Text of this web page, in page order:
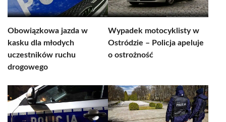
Obowiązkowa jazda w
kasku dla młodych
uczestników ruchu
drogowego
Wypadek motocyklisty w
Ostródzie – Policja apeluje
o ostrożność